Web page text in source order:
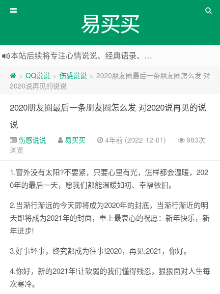
易买买
本站后续将专注心情说说、经典语录、心情随笔等
本站改版，下架友情链接
> QQ说说 > 伤感说说 > 2020朋友圈最后一条朋友圈怎么发 对
2020说再见的说说
2020朋友圈最后一条朋友圈怎么发 对2020说再见的说
说
伤感说说 易买买 4年前 (2022-12-01)
983次
浏览
1.窗外没有太阳?不要紧，只要心里有光，怎样都会温暖，202
0年的最后一天，愿我们都能温暖如初、幸福依旧。
2.当渐行渐远的今天即将成为2020年的封底，当渐行渐近的明
天即将成为2021年的封面，奉上最衷心的祝愿：新年快乐，新
年进步!
3.好事坏事，终究都成为往事!2020，再见;2021，你好。
4.你好，新的2021年!让软弱的我们懂得残忍，狠狠面对人生每
次寒冷。